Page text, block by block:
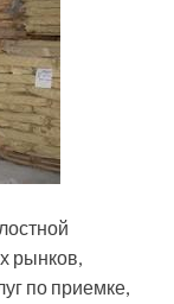
рынков,
по приемке,